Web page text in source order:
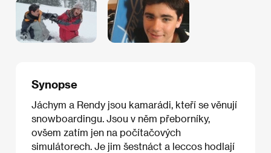
Synopse
Jáchym a Rendy jsou kamarádi, kteří se věnují
snowboardingu. Jsou v něm přeborníky,
ovšem zatím jen na počítačových
simulátorech. Je jim šestnáct a leccos hodlají